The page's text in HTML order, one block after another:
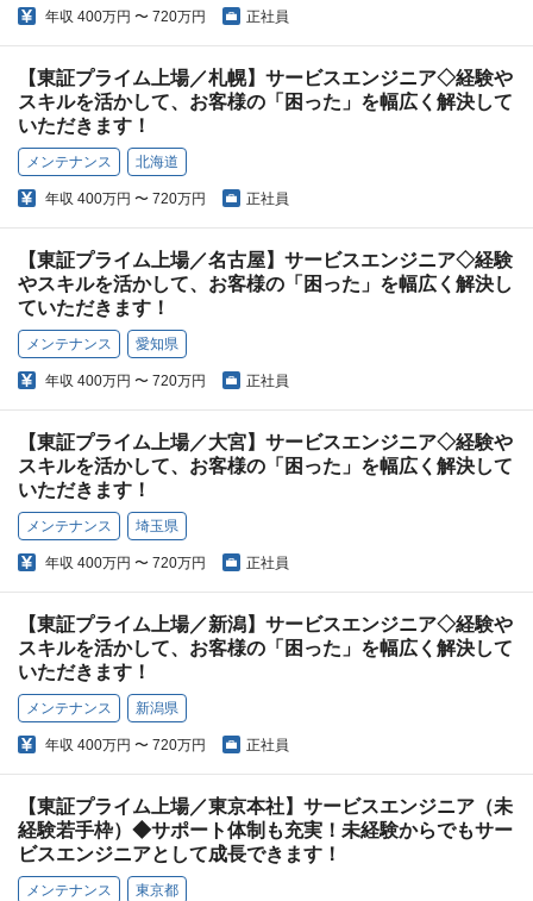
年収 400万円 〜 720万円 正社員
【東証プライム上場／札幌】サービスエンジニア◇経験や
スキルを活かして、お客様の「困った」を幅広く解決して
いただきます！
メンテナンス 北海道
年収 400万円 〜 720万円 正社員
【東証プライム上場／名古屋】サービスエンジニア◇経験
やスキルを活かして、お客様の「困った」を幅広く解決し
ていただきます！
メンテナンス 愛知県
年収 400万円 〜 720万円 正社員
【東証プライム上場／大宮】サービスエンジニア◇経験や
スキルを活かして、お客様の「困った」を幅広く解決して
いただきます！
メンテナンス 埼玉県
年収 400万円 〜 720万円 正社員
【東証プライム上場／新潟】サービスエンジニア◇経験や
スキルを活かして、お客様の「困った」を幅広く解決して
いただきます！
メンテナンス 新潟県
年収 400万円 〜 720万円 正社員
【東証プライム上場／東京本社】サービスエンジニア（未
経験若手枠）◆サポート体制も充実！未経験からでもサー
ビスエンジニアとして成長できます！
メンテナンス 東京都